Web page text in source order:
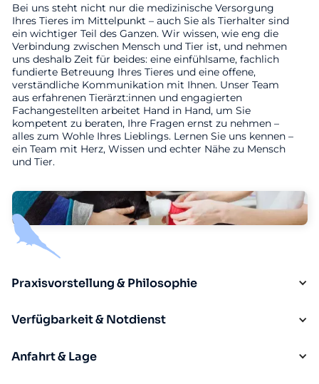
Bei uns steht nicht nur die medizinische Versorgung
Ihres Tieres im Mittelpunkt – auch Sie als Tierhalter sind
ein wichtiger Teil des Ganzen. Wir wissen, wie eng die
Verbindung zwischen Mensch und Tier ist, und nehmen
uns deshalb Zeit für beides: eine einfühlsame, fachlich
fundierte Betreuung Ihres Tieres und eine offene,
verständliche Kommunikation mit Ihnen. Unser Team
aus erfahrenen Tierärzt:innen und engagierten
Fachangestellten arbeitet Hand in Hand, um Sie
kompetent zu beraten, Ihre Fragen ernst zu nehmen –
alles zum Wohle Ihres Lieblings. Lernen Sie uns kennen –
ein Team mit Herz, Wissen und echter Nähe zu Mensch
und Tier.
Praxisvorstellung & Philosophie
Verfügbarkeit & Notdienst
Anfahrt & Lage